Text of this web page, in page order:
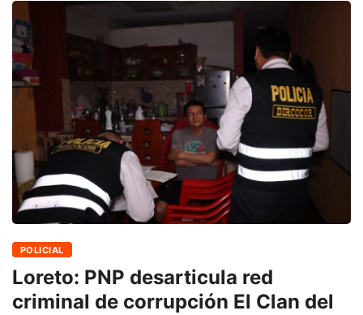
POLICIAL
Loreto: PNP desarticula red
criminal de corrupción El Clan del